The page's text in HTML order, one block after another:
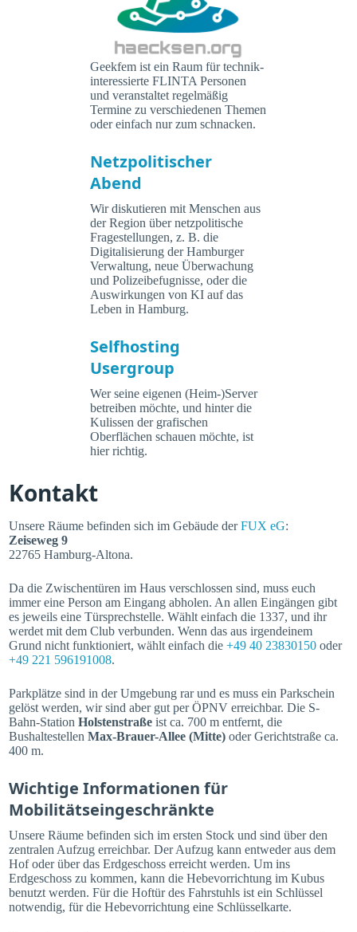
Geekfem ist ein Raum für technik-
interessierte FLINTA Personen
und veranstaltet regelmäßig
Termine zu verschiedenen Themen
oder einfach nur zum schnacken.
Netzpolitischer
Abend
Wir diskutieren mit Menschen aus
der Region über netzpolitische
Fragestellungen, z. B. die
Digitalisierung der Hamburger
Verwaltung, neue Überwachung
und Polizeibefugnisse, oder die
Auswirkungen von KI auf das
Leben in Hamburg.
Selfhosting
Usergroup
Wer seine eigenen (Heim-)Server
betreiben möchte, und hinter die
Kulissen der grafischen
Oberflächen schauen möchte, ist
hier richtig.
Kontakt
Unsere Räume befinden sich im Gebäude derFUX eG:
Zeiseweg 9
22765 Hamburg-Altona.
Da die Zwischentüren im Haus verschlossen sind, muss euch
immer eine Person am Eingang abholen. An allen Eingängen gibt
es jeweils eine Türsprechstelle. Wählt einfach die 1337, und ihr
werdet mit dem Club verbunden. Wenn das aus irgendeinem
Grund nicht funktioniert, wählt einfach die+49 40 23830150 oder
+49 221 596191008.
Parkplätze sind in der Umgebung rar und es muss ein Parkschein
gelöst werden, wir sind aber gut per ÖPNV erreichbar. Die S-
Bahn-StationHolstenstraße ist ca. 700 m entfernt, die
BushaltestellenMax-Brauer-Allee (Mitte) oder Gerichtstraße ca.
400 m.
Wichtige Informationen für
Mobilitätseingeschränkte
Unsere Räume befinden sich im ersten Stock und sind über den
zentralen Aufzug erreichbar. Der Aufzug kann entweder aus dem
Hof oder über das Erdgeschoss erreicht werden. Um ins
Erdgeschoss zu kommen, kann die Hebevorrichtung im Kubus
benutzt werden. Für die Hoftür des Fahrstuhls ist ein Schlüssel
notwendig, für die Hebevorrichtung eine Schlüsselkarte.